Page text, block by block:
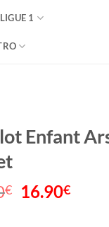
LIGUE 1
Enfant
€
Le
16.90€